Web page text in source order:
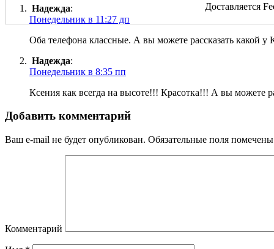
Доставляется
Надежда:
Понедельник в 11:27 дп
Оба телефона классные. А вы можете рассказать какой
Надежда:
Понедельник в 8:35 пп
Ксения как всегда на высоте!!! Красотка!!! А вы можете
Добавить комментарий
Ваш e-mail не будет опубликован. Обязательные поля помечены
Комментарий